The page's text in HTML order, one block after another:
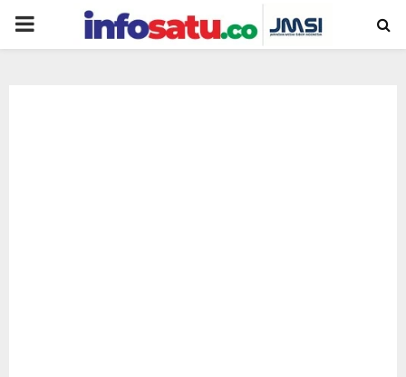
PRIMARY